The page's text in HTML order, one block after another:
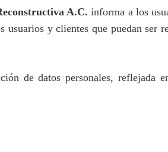
A.C.informa a los
y clientes que puedan ser
de datos personales, reflejada